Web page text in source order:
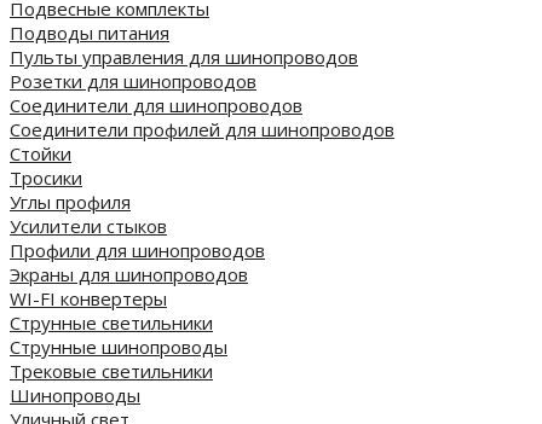
Подвесные комплекты
Подводы питания
Пульты управления для шинопроводов
Розетки для шинопроводов
Соединители для шинопроводов
Соединители профилей для шинопроводов
Стойки
Тросики
Углы профиля
Усилители стыков
Профили для шинопроводов
Экраны для шинопроводов
WI-FI конвертеры
Струнные светильники
Струнные шинопроводы
Трековые светильники
Шинопроводы